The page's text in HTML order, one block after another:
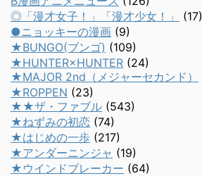
◎「漫才女子！」「漫才少女！」
(17)
●ニョッキーの漫画 (9)
★BUNGO(ブンゴ) (109)
★HUNTER×HUNTER (24)
★MAJOR 2nd（メジャーセカンド）
★ROPPEN (23)
★★ザ・ファブル (543)
★ねずみの初恋 (74)
★はじめの一歩 (217)
★アンダーニンジャ (19)
★ウインドブレーカー (64)